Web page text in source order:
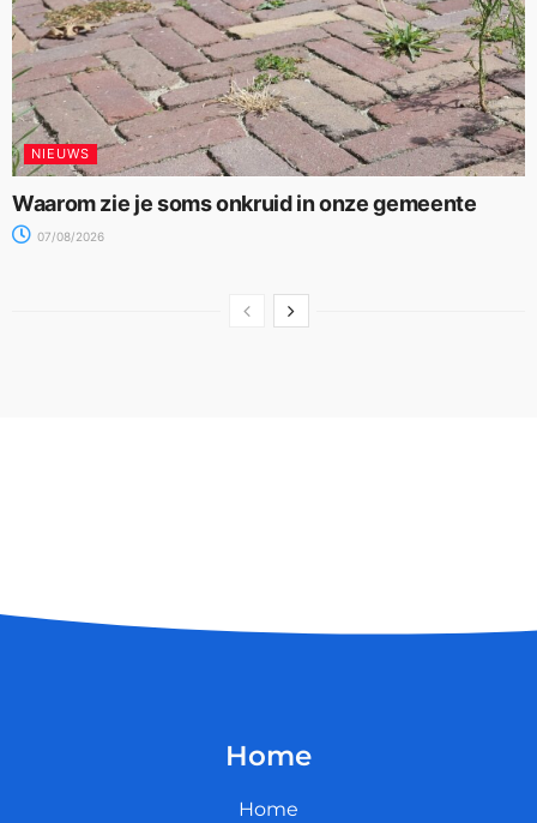
NIEUWS
Waarom zie je soms onkruid in onze gemeente
07/08/2026
Home
Home